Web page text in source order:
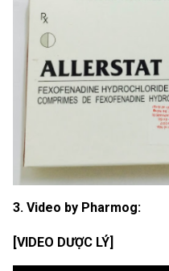
3. Video by Pharmog:
[VIDEO DƯỢC LÝ]